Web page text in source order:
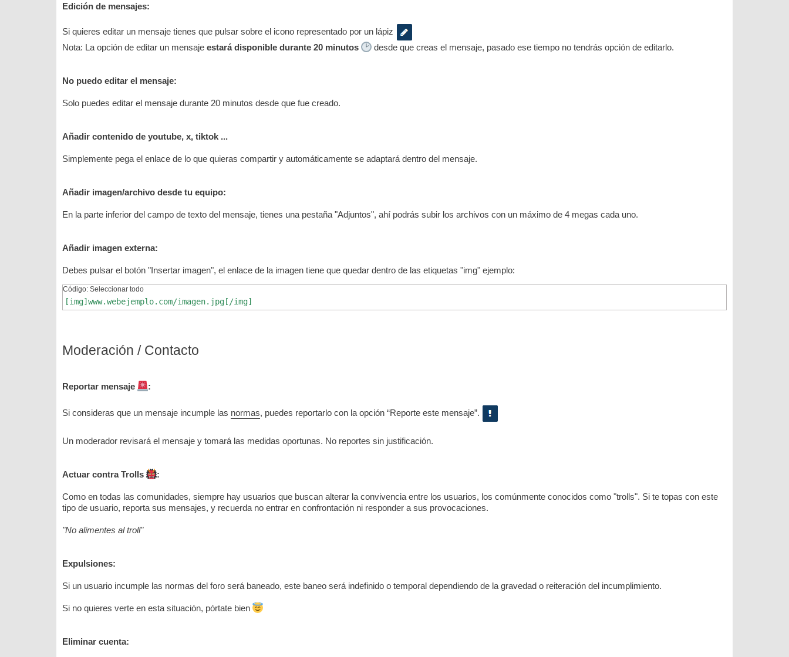
Edición de mensajes:
Si quieres editar un mensaje tienes que pulsar sobre el icono representado por un lápiz
Nota: La opción de editar un mensaje estará disponible durante 20 minutos desde que creas el mensaje, pasado ese tiempo no tendrás opción de editarlo.
No puedo editar el mensaje:
Solo puedes editar el mensaje durante 20 minutos desde que fue creado.
Añadir contenido de youtube, x, tiktok ...
Simplemente pega el enlace de lo que quieras compartir y automáticamente se adaptará dentro del mensaje.
Añadir imagen/archivo desde tu equipo:
En la parte inferior del campo de texto del mensaje, tienes una pestaña "Adjuntos", ahí podrás subir los archivos con un máximo de 4 megas cada uno.
Añadir imagen externa:
Debes pulsar el botón "Insertar imagen", el enlace de la imagen tiene que quedar dentro de las etiquetas "img" ejemplo:
Código: Seleccionar todo
[img]www.webejemplo.com/imagen.jpg[/img]
Moderación / Contacto
Reportar mensaje :
Si consideras que un mensaje incumple las normas, puedes reportarlo con la opción “Reporte este mensaje”.
Un moderador revisará el mensaje y tomará las medidas oportunas. No reportes sin justificación.
Actuar contra Trolls :
Como en todas las comunidades, siempre hay usuarios que buscan alterar la convivencia entre los usuarios, los comúnmente conocidos como "trolls". Si te topas con este
tipo de usuario, reporta sus mensajes, y recuerda no entrar en confrontación ni responder a sus provocaciones.
"No alimentes al troll"
Expulsiones:
Si un usuario incumple las normas del foro será baneado, este baneo será indefinido o temporal dependiendo de la gravedad o reiteración del incumplimiento.
Si no quieres verte en esta situación, pórtate bien
Eliminar cuenta: